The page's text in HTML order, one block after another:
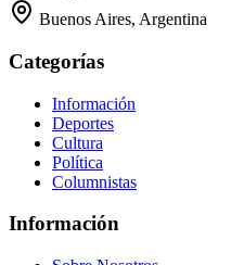
Buenos Aires, Argentina
Categorías
Información
Deportes
Cultura
Política
Columnistas
Información